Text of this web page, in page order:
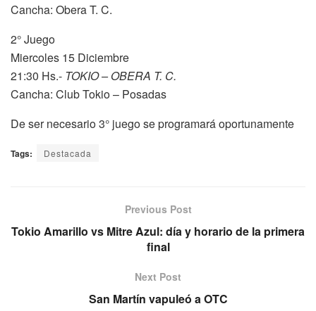
Cancha: Obera T. C.
2° Juego
Miercoles 15 Diciembre
21:30 Hs.- TOKIO – OBERA T. C.
Cancha: Club Tokio – Posadas
De ser necesario 3° juego se programará oportunamente
Tags: Destacada
Previous Post
Tokio Amarillo vs Mitre Azul: día y horario de la primera
final
Next Post
San Martín vapuleó a OTC